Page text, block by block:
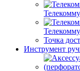
Точка
Инструмент